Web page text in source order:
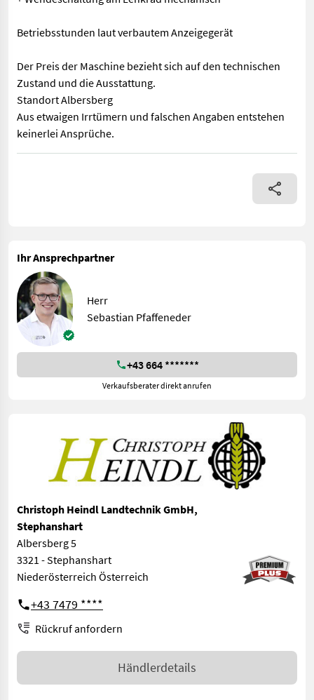
Betriebsstunden laut verbautem Anzeigegerät
Der Preis der Maschine bezieht sich auf den technischen
Zustand und die Ausstattung.
Standort Albersberg
Aus etwaigen Irrtümern und falschen Angaben entstehen
keinerlei Ansprüche.
Kompakter Traktoe in sehr gutem gepflegtem Zustand - wenig
Ihr Ansprechpartner
Herr
Sebastian Pfaffeneder
+43 664 *******
Verkaufsberater direkt anrufen
Christoph Heindl Landtechnik GmbH,
Stephanshart
Albersberg 5
3321 - Stephanshart
Niederösterreich Österreich
+43 7479 ****
Rückruf anfordern
Händlerdetails